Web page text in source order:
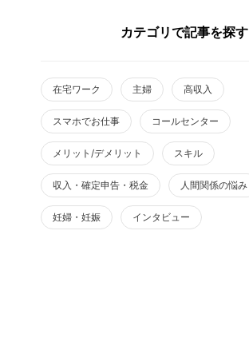
カテゴリで記事を探す
在宅ワーク 主婦 高収入
スマホでお仕事 コールセンター
メリット/デメリット スキル
収入・確定申告・税金 人間関係の悩み
妊婦・妊娠 インタビュー